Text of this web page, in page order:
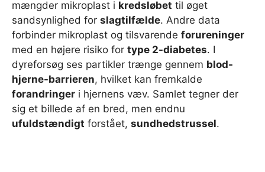
mængder mikroplast i kredsløbet til øget
sandsynlighed for slagtilfælde. Andre data
forbinder mikroplast og tilsvarende forureninger
med en højere risiko for type 2-diabetes. I
dyreforsøg ses partikler trænge gennem blod-
hjerne-barrieren, hvilket kan fremkalde
forandringer i hjernens væv. Samlet tegner der
sig et billede af en bred, men endnu
ufuldstændigt forstået, sundhedstrussel.